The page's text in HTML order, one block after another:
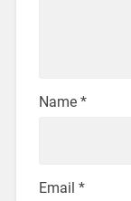
Name *
Email *